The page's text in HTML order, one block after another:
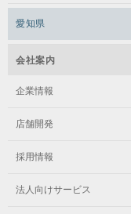
メガロスキッズ錦糸町
メガロス葛飾
メガロス日吉
メガロス綱島
メガロスルフレ綱島
メガロス市ヶ尾
メガロス鷺沼
メガロスルフレ鷺沼
メガロス本八幡
愛知県
メガロステラッセ納屋橋
メガロス千種
会社案内
企業情報
店舗開発
採用情報
法人向けサービス